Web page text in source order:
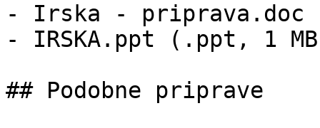
- Irska - priprava.doc
- IRSKA.ppt (.ppt, 1
## Podobne priprave